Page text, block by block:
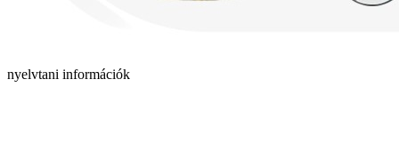
nyelvtani információk